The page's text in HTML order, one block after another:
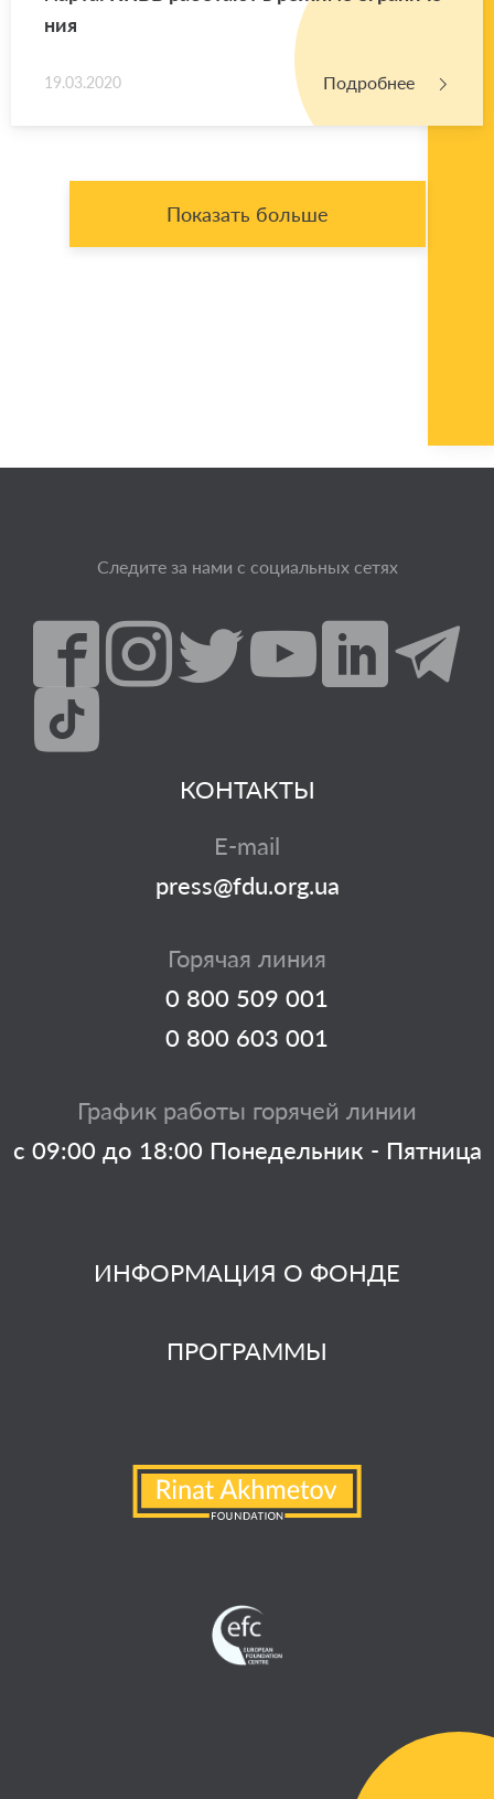
ния
19.03.2020 Подробнее
Показать больше
Следите за нами с социальных сетях
ИНФОРМАЦИЯ О ФОНДЕ
ПРОГРАММЫ
КОНТАКТЫ
E-mail
press@fdu.org.ua
Горячая линия
0 800 509 001
0 800 603 001
График работы горячей линии
с 09:00 до 18:00 Понедельник - Пятница